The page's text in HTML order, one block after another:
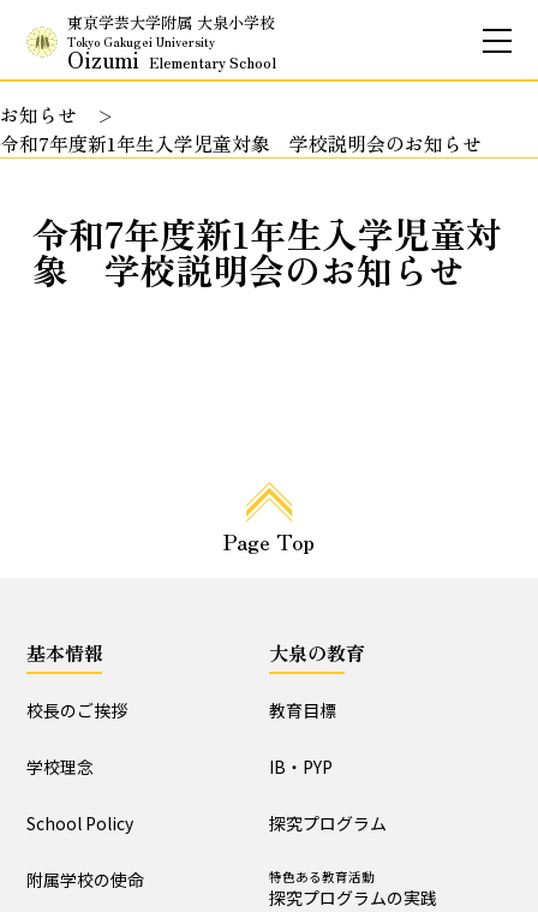
東京学芸大学附属 大泉小学校
Tokyo Gakugei University
Oizumi Elementary School
お問合せ
探究プログラム
特色ある教育活動
探究プログラムの実践
行事と生活団活動の実践
教育課程特例校の取り
お知らせ
令和7年度新1年生入学児童対象 学校説明会のお知らせ
令和7年度新1年生入学児童対
象 学校説明会のお知らせ
Page Top
基本情報
校長のご挨拶
学校理念
School Policy
附属学校の使命
大泉の教育
教育目標
IB・PYP
探究プログラム
特色ある教育活動
探究プログラムの実践